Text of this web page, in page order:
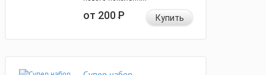
от 200Р Купить